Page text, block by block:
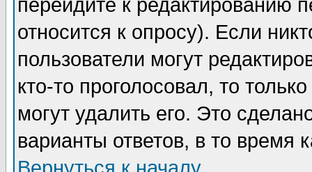
перейдите к редактированию
относится к опросу). Если
пользователи могут
кто-то проголосовал, то
могут удалить его. Это
варианты ответов, в то время